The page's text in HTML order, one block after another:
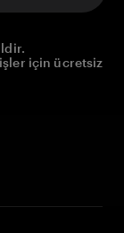
için ücretsiz